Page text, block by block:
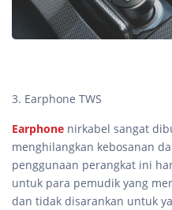
3. Earphone TWS
Earphone nirkabel sangat
menghilangkan kebosanan
penggunaan perangkat ini
untuk para pemudik yang
dan tidak disarankan untuk